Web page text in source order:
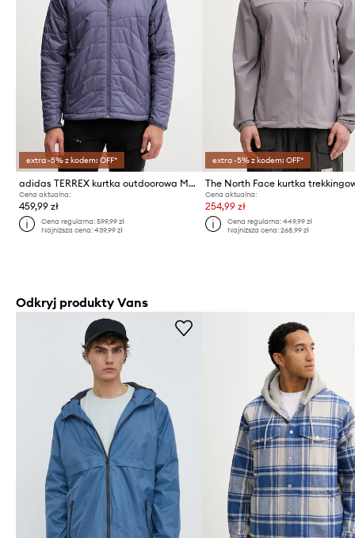
extra -5% z kodem: OFF*
adidas TERREX kurtka outdoorowa Multi Insulated
Cena aktualna:
459,99 zł
Cena regularna:599,99 zł
Najniższa cena:439,99 zł
extra -5% z kodem: OFF*
Cena aktualna:
254,99 zł
Cena regularna: 449,99 zł
Najniższa cena: 268,99 zł
Odkryj produkty Vans